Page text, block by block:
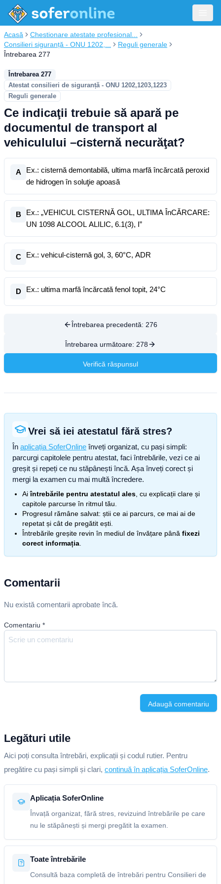
Acasă
Chestionare atestate profesional...
Consilieri siguranță - ONU 1202,...
Reguli generale
Întrebarea 277
Întrebarea 277
Atestat consilieri de siguranță - ONU 1202,1203,1223
Reguli generale
Ce indicaţii trebuie să apară pe
documentul de transport al
vehiculului –cisternă necurăţat?
A
Ex.: cisternă demontabilă, ultima marfă încărcată peroxid
de hidrogen în soluţie apoasă
B
Ex.: „VEHICUL CISTERNĂ GOL, ULTIMA ÎnCĂRCARE:
UN 1098 ALCOOL ALILIC, 6.1(3), I”
C Ex.: vehicul-cisternă gol, 3, 60°C, ADR
D Ex.: ultima marfă încărcată fenol topit, 24°C
Întrebarea precedentă: 276
Întrebarea următoare: 278
Verifică răspunsul
Vrei să iei atestatul fără stres?
În aplicația SoferOnline înveți organizat, cu pași simpli:
parcurgi capitolele pentru atestat, faci întrebările, vezi ce ai
greșit și repeți ce nu stăpânești încă. Așa înveți corect și
mergi la examen cu mai multă încredere.
Aiîntrebările pentru atestatul ales , cu explicații clare și
capitole parcurse în ritmul tău.
Progresul rămâne salvat: știi ce ai parcurs, ce mai ai de
repetat și cât de pregătit ești.
Întrebările greșite revin în mediul de învățare până fixezi
corect informația
Comentarii
Nu există comentarii aprobate încă.
Comentariu *
Adaugă comentariu
Legături utile
Aici poți consulta întrebări, explicații și codul rutier. Pentru
pregătire cu pași simpli și clari, continuă în aplicația SoferOnline.
Aplicația SoferOnline
Învață organizat, fără stres, revizuind întrebările pe care
nu le stăpânești și mergi pregătit la examen.
Toate întrebările
Consultă baza completă de întrebări pentru Consilieri de